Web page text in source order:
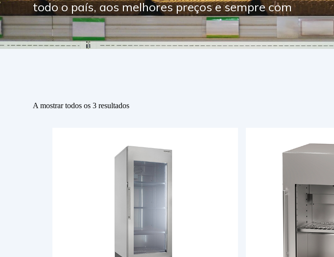
todo o país, aos melhores preços e sempre com
A mostrar todos os 3 resultados